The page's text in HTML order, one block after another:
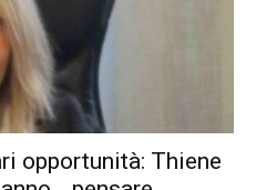
opportunità: Thiene